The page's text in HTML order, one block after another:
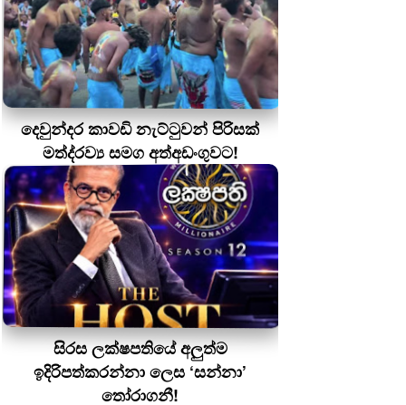
දෙවුන්දර කාවඩි නැට්ටුවන් පිරිසක්
මත්ද‍්‍රව්‍ය සමග අත්අඩංගුවට!
සිරස ලක්ෂපතියේ අලුත්ම
ඉදිරිපත්කරන්නා ලෙස ‘සන්නා’
තෝරාගනී!